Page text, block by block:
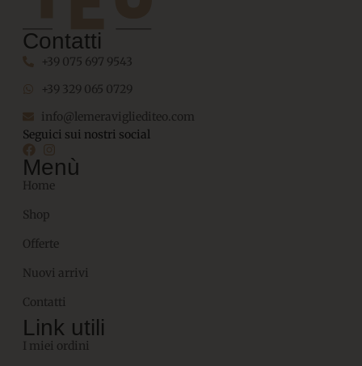
Contatti
+39 075 697 9543
+39 329 065 0729
info@lemeravigliediteo.com
Seguici sui nostri social
Menù
Home
Shop
Offerte
Nuovi arrivi
Contatti
Link utili
I miei ordini